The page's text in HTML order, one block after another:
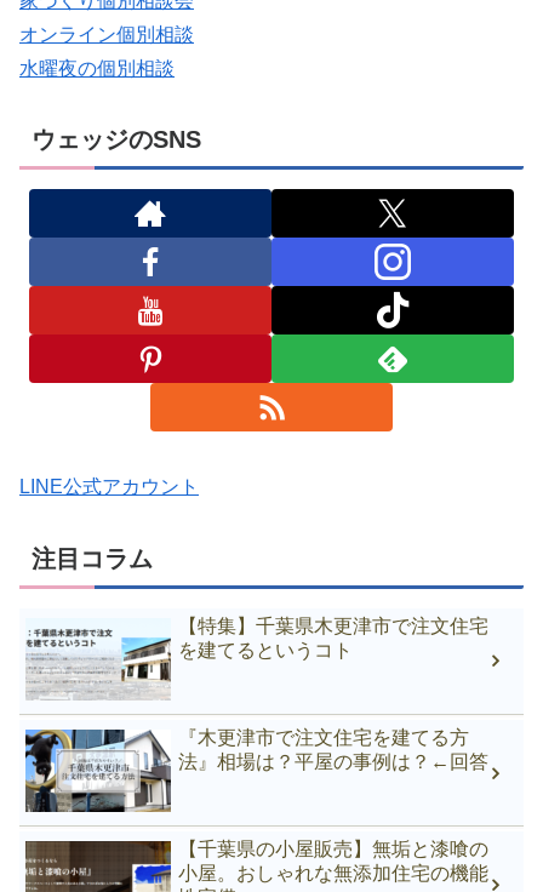
オンライン個別相談
水曜夜の個別相談
ウェッジのSNS
LINE公式アカウント
注目コラム
【特集】千葉県木更津市で注文住宅
を建てるというコト
『木更津市で注文住宅を建てる方
法』相場は？平屋の事例は？←回答
【千葉県の小屋販売】無垢と漆喰の
小屋。おしゃれな無添加住宅の機能